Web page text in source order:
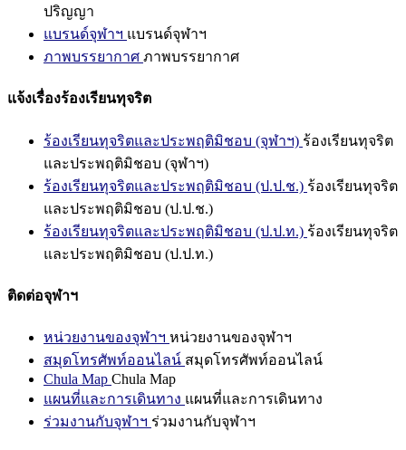
ปริญญา
แบรนด์จุฬาฯ แบรนด์จุฬาฯ
ภาพบรรยากาศ ภาพบรรยากาศ
แจ้งเรื่องร้องเรียนทุจริต
ร้องเรียนทุจริตและประพฤติมิชอบ (จุฬาฯ) ร้องเรียนทุจริต
และประพฤติมิชอบ (จุฬาฯ)
ร้องเรียนทุจริตและประพฤติมิชอบ (ป.ป.ช.) ร้องเรียนทุจริต
และประพฤติมิชอบ (ป.ป.ช.)
ร้องเรียนทุจริตและประพฤติมิชอบ (ป.ป.ท.) ร้องเรียนทุจริต
และประพฤติมิชอบ (ป.ป.ท.)
ติดต่อจุฬาฯ
หน่วยงานของจุฬาฯ หน่วยงานของจุฬาฯ
สมุดโทรศัพท์ออนไลน์ สมุดโทรศัพท์ออนไลน์
Chula Map Chula Map
แผนที่และการเดินทาง แผนที่และการเดินทาง
ร่วมงานกับจุฬาฯ ร่วมงานกับจุฬาฯ